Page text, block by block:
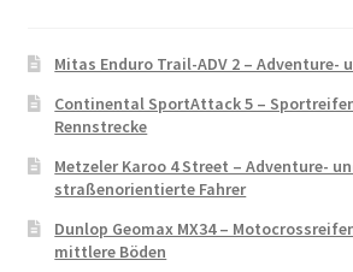
Mitas Enduro Trail-ADV 2 – Adventure-
Continental SportAttack 5 –
Rennstrecke
Metzeler Karoo 4 Street – Adventure-
straßenorientierte Fahrer
Dunlop Geomax MX34 –
mittlere Böden